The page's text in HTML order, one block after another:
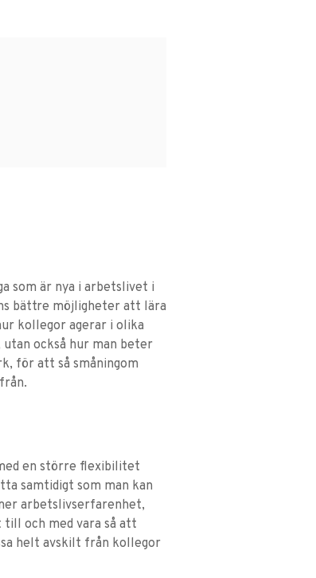
som är nya i arbetslivet i
bättre möjligheter att lära
kollegor agerar i olika
också hur man beter
för att så småningom
en större flexibilitet
samtidigt som man kan
arbetslivserfarenhet,
till och med vara så att
helt avskilt från kollegor